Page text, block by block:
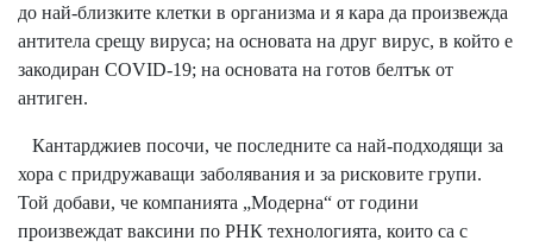
до най-близките клетки в организма и я кара да произвежда
антитела срещу вируса; на основата на друг вирус, в който е
закодиран COVID-19; на основата на готов белтък от
антиген.
Кантарджиев посочи, че последните са най-подходящи за
хора с придружаващи заболявания и за рисковите групи.
Той добави, че компанията „Модерна“ от години
произвеждат ваксини по РНК технологията, които са с